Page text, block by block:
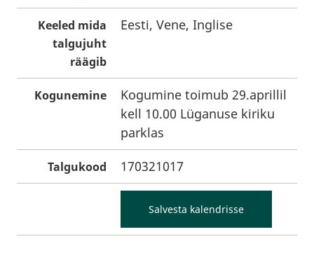
Keeled mida
talgujuht
räägib
Eesti, Vene, Inglise
Kogunemine
Kogumine toimub 29.aprillil
kell 10.00 Lüganuse kiriku
parklas
Talgukood 170321017
Salvesta kalendrisse